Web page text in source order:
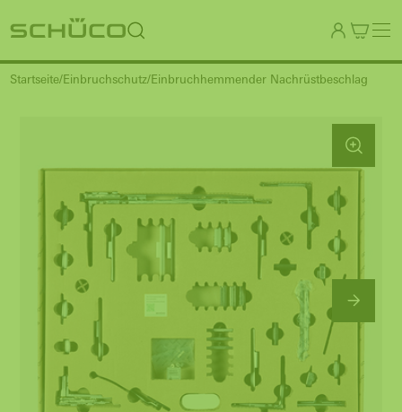
Startseite Einbruchschutz Einbruchhemmender Nachrüstbeschlag